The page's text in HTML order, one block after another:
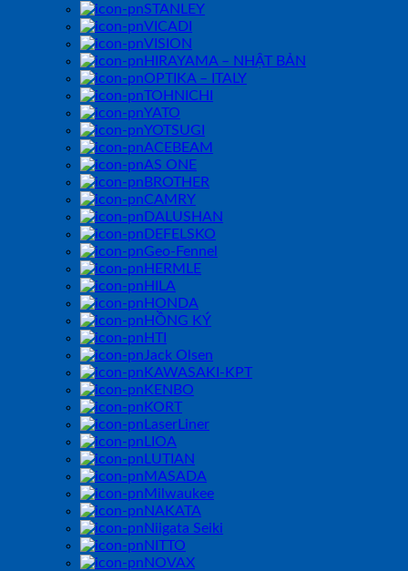
STANLEY
VICADI
VISION
HIRAYAMA – NHẬT BẢN
OPTIKA – ITALY
TOHNICHI
YATO
YOTSUGI
ACEBEAM
AS ONE
BROTHER
CAMRY
DALUSHAN
DEFELSKO
Geo-Fennel
HERMLE
HILA
HONDA
HỒNG KÝ
HTI
Jack Olsen
KAWASAKI-KPT
KENBO
KORT
LaserLiner
LIOA
LUTIAN
MASADA
Milwaukee
NAKATA
Niigata Seiki
NITTO
NOVAX